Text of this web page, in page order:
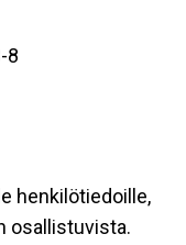
8
henkilötiedoille,
osallistuvista.